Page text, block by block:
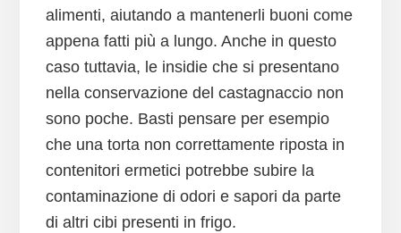
alimenti, aiutando a mantenerli buoni come
appena fatti più a lungo. Anche in questo
caso tuttavia, le insidie che si presentano
nella conservazione del castagnaccio non
sono poche. Basti pensare per esempio
che una torta non correttamente riposta in
contenitori ermetici potrebbe subire la
contaminazione di odori e sapori da parte
di altri cibi presenti in frigo.